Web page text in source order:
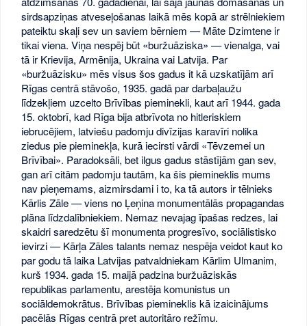
sirdsapziņas atveseļošanas laikā mēs kopā ar strēlniekiem
pateiktu skaļi sev un saviem bērniem — Māte Dzimtene ir
tikai viena. Viņa nespēj būt «buržuāziska» — vienalga, vai
tā ir Krievija, Armēnija, Ukraina vai Latvija. Par
«buržuāzisku» mēs visus šos gadus it kā uzskatījām arī
Rīgas centrā stāvošo, 1935. gadā par darbaļaužu
līdzekļiem uzcelto Brīvības pieminekli, kaut arī 1944. gada
15. oktobrī, kad Rīga bija atbrīvota no hitleriskiem
iebrucējiem, latviešu padomju divīzijas karavīri nolika
ziedus pie pieminekļa, kurā iecirsti vārdi «Tēvzemei un
Brīvībai». Paradoksāli, bet ilgus gadus stāstījām gan sev,
gan arī citām padomju tautām, ka šis piemineklis mums
nav pieņemams, aizmirsdami i to, ka tā autors ir tēlnieks
Kārlis Zāle — viens no Ļeņina monumentālās propagandas
plāna līdzdalībniekiem. Nemaz nevajag īpašas redzes, lai
skaidri saredzētu šī monumenta progresīvo, sociālistisko
ievirzi — Kārļa Zāles talants nemaz nespēja veidot kaut ko
par godu tā laika Latvijas patvaldniekam Kārlim Ulmanim,
kurš 1934. gada 15. maijā padzina buržuāziskās
republikas parlamentu, arestēja komunistus un
sociāldemokrātus. Brīvības piemineklis kā izaicinājums
pacēlās Rīgas centrā pret autoritāro režīmu.